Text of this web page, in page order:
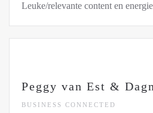
Leuke/relevante content en
Peggy van Est &
BUSINESS CONNECTED